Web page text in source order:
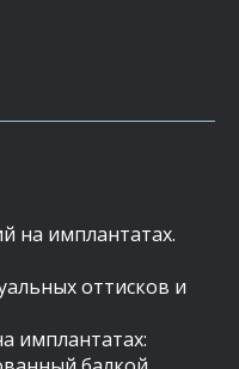
на имплантатах.
оттисков и
имплантатах: